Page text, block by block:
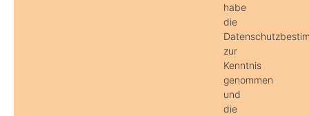
habe
die
zur
Kenntnis
genommen
und
die